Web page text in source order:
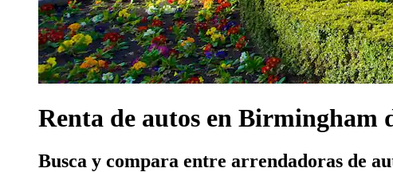
Renta de autos en Birmingham
Busca y compara entre arrendadoras de